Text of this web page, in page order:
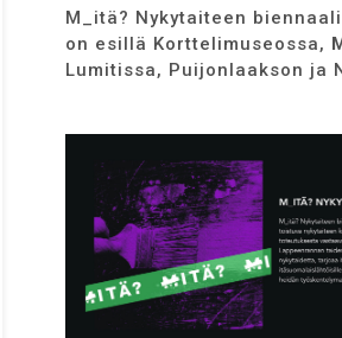
M_itä? Nykytaiteen
on esillä Korttelimuseossa,
Lumitissa, Puijonlaakson ja